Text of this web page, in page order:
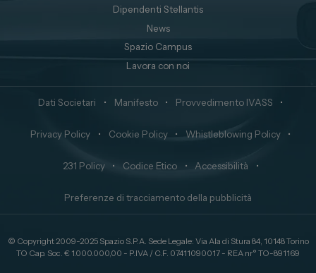
Dipendenti Stellantis
News
Spazio Campus
Lavora con noi
Dati Societari • Manifesto • Provvedimento IVASS •
Privacy Policy • Cookie Policy • Whistleblowing Policy •
231 Policy • Codice Etico • Accessibilità •
Preferenze di tracciamento della pubblicità
© Copyright 2009-2025 Spazio S.P.A. Sede Legale: Via Ala di Stura 84, 10148 Torino
TO Cap. Soc. € 1.000.000,00 - P.IVA / C.F. 07411090017 - REA nr° TO-891169